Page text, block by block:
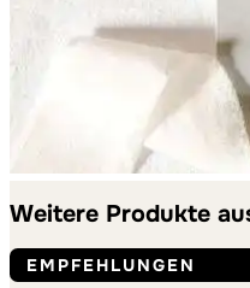
Weitere Produkte
EMPFEHLUNGEN